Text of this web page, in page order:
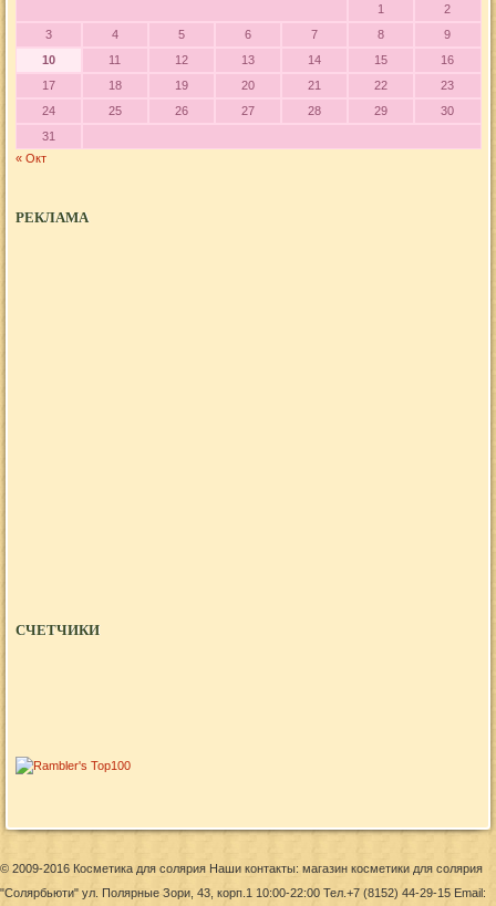
1
2
3
4 5 6 7 8
9
10
11 12 13 14 15
16
17
18 19 20 21 22
23
24
25 26 27 28 29
30
31
« Окт
РЕКЛАМА
СЧЕТЧИКИ
© 2009-2016 Косметика для солярия Наши контакты: магазин косметики для солярия
"Солярбьюти" ул. Полярные Зори, 43, корп.1 10:00-22:00 Тел.+7 (8152) 44-29-15 Email: